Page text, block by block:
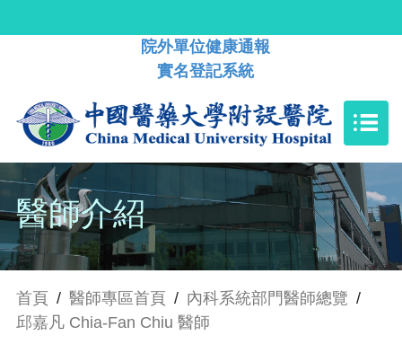
院外單位健康通報
實名登記系統
醫師介紹
首頁 / 醫師專區首頁 / 內科系統部門醫師總覽 /
邱嘉凡 Chia-Fan Chiu 醫師